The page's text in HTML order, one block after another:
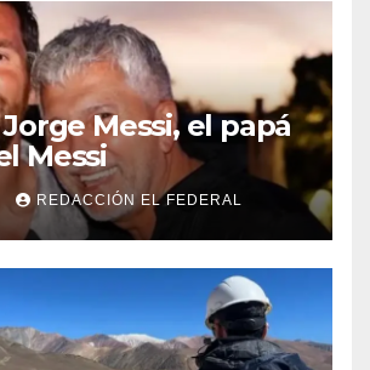
Messi, el papá
Messi
REDACCIÓN EL FEDERAL